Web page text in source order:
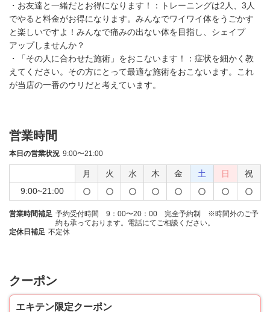
・お友達と一緒だとお得になります！：トレーニングは2人、3人
でやると料金がお得になります。みんなでワイワイ体をうごかす
と楽しいですよ！みんなで痛みの出ない体を目指し、シェイプ
アップしませんか？
・「その人に合わせた施術」をおこないます！：症状を細かく教
えてください。その方にとって最適な施術をおこないます。これ
が当店の一番のウリだと考えています。
営業時間
本日の営業状況 9:00〜21:00
月 火 水 木 金 土 日
祝
9:00~21:00
営業時間補足 予約受付時間 9：00〜20：00 完全予約制 ※時間外のご予
約も承っております。電話にてご相談ください。
定休日補足 不定休
クーポン
エキテン限定クーポン